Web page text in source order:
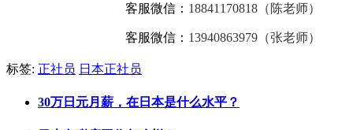
客服微信： 18841170818（陈老师）
客服微信： 13940863979（张老师）
标签: 正社员 日本正社员
30万日元月薪，在日本是什么水平？